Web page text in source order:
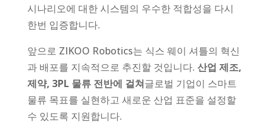
시나리오에 대한 시스템의 우수한 적합성을 다시
한번 입증합니다.
앞으로 ZIKOO Robotics는 식스 웨이 셔틀의 혁신
과 배포를 지속적으로 추진할 것입니다. 산업 제조,
제약, 3PL 물류 전반에 걸쳐글로벌 기업이 스마트
물류 목표를 실현하고 새로운 산업 표준을 설정할
수 있도록 지원합니다.